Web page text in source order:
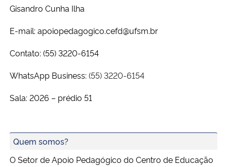
Ministério de Minas e Energia
Ministério da Ciência, Tecnologia, Inovações e Comunicações
Ministério do Turismo
Gisandro Cunha Ilha
E-mail: apoiopedagogico.cefd@ufsm.br
Contato: (55) 3220-6154
WhatsApp Business: (55) 3220-6154
Sala: 2026 – prédio 51
Quem somos?
O Setor de Apoio Pedagógico do Centro de Educação